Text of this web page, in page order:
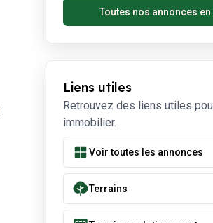
Toutes nos annonces
Liens utiles
Retrouvez des liens utiles
immobilier.
Voir toutes les annonces
Terrains